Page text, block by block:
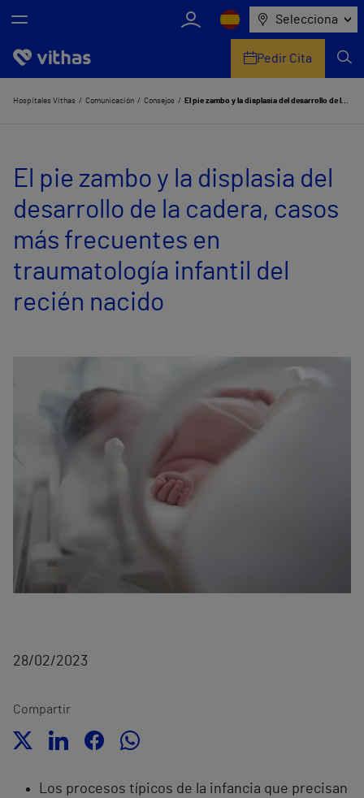
Selecciona
Nosotros
Servicios de salud
Equipo médico y asistencial
Comunicación
Pedir Cita
Hospitales Vithas Comunicación Consejos El pie zambo y la displasia del desarrollo de la cadera, casos más frecuentes en traumatología infantil del recién nacido
El pie zambo y la displasia del
desarrollo de la cadera, casos
más frecuentes en
traumatología infantil del
recién nacido
28/02/2023
Compartir
Los procesos típicos de la infancia que precisan